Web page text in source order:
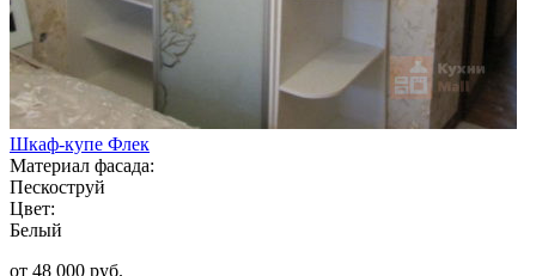
Шкаф-купе Флек
Материал фасада:
Пескоструй
Цвет:
Белый
от 48 000 руб.